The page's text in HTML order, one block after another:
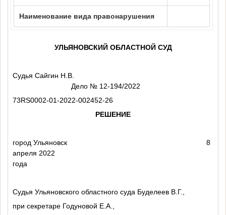
Наименование вида правонарушения
УЛЬЯНОВСКИЙ ОБЛАСТНОЙ СУД
Судья Сайгин Н.В.
Дело № 12-194/2022
73RS0002-01-2022-002452-26
РЕШЕНИЕ
город Ульяновск
8
апреля 2022
года
Судья Ульяновского областного суда Буделеев В.Г.,
при секретаре Годуновой Е.А.,